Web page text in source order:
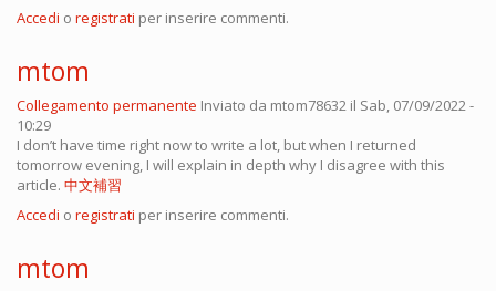
Accedi o registrati per inserire commenti.
mtom
Collegamento permanente Inviato da mtom78632 il Sab, 07/09/2022 -
10:29
I don’t have time right now to write a lot, but when I returned
tomorrow evening, I will explain in depth why I disagree with this
article. 中文補習
Accedi o registrati per inserire commenti.
mtom